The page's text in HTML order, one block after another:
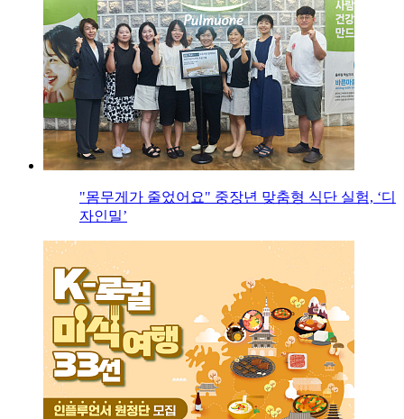
"몸무게가 줄었어요" 중장년 맞춤형 식단 실험, ‘디
자인밀’